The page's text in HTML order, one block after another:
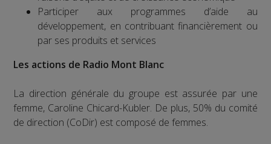
Participer aux programmes d’aide au
développement, en contribuant financièrement ou
par ses produits et services
Les actions de Radio Mont Blanc
La direction générale du groupe est assurée par une
femme, Caroline Chicard-Kubler. De plus, 50% du comité
de direction (CoDir) est composé de femmes.